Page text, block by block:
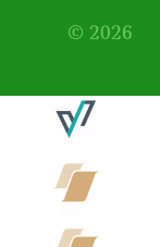
© 2026